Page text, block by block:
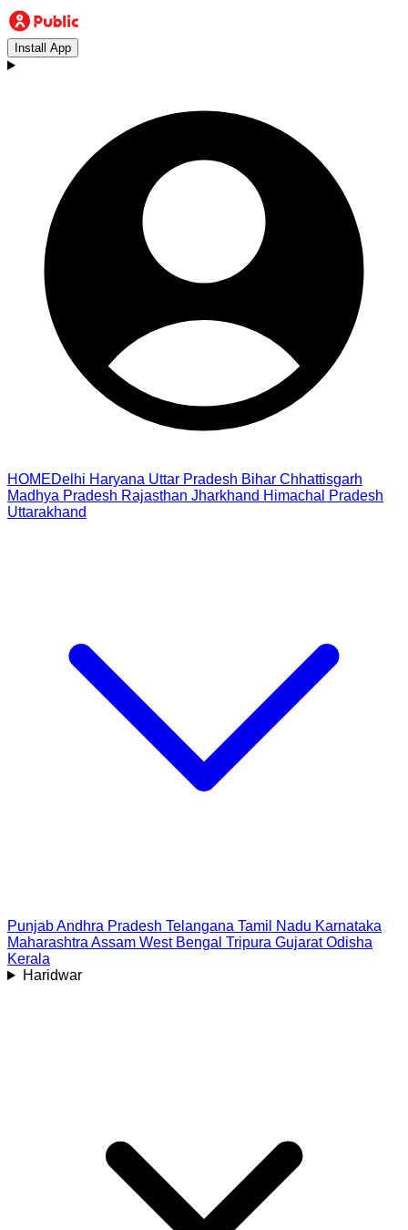
Install App
HOMEDelhi Haryana Uttar Pradesh Bihar Chhattisgarh
Madhya Pradesh Rajasthan Jharkhand Himachal Pradesh
Uttarakhand
PunjabAndhra Pradesh Telangana Tamil Nadu Karnataka
Maharashtra Assam West Bengal Tripura Gujarat Odisha
Kerala
Haridwar